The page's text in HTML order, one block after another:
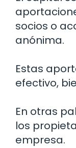
socios o
anónima.
Estas
efectivo,
En otras
los
empresa.